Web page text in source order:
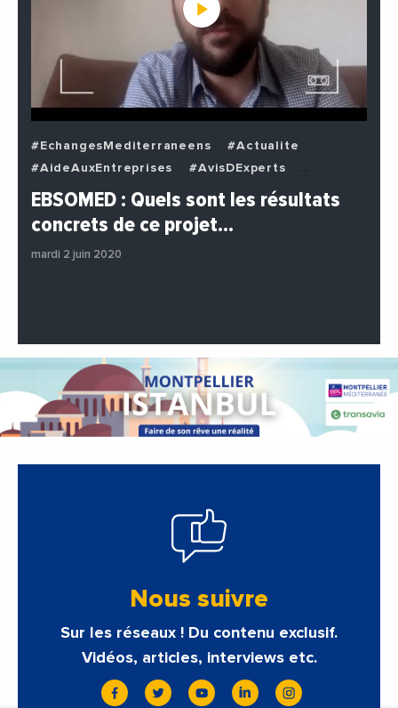
#EchangesMediterraneens
#Actualite
#AideAuxEntreprises
#AvisDExperts
#BuzzNews
#Decideurs
#Entreprises
#Institutions
EBSOMED : Quels sont les résultats
concrets de ce projet…
mardi 2 juin 2020
Nous suivre
Sur les réseaux ! Du contenu exclusif.
Vidéos, articles, interviews etc.